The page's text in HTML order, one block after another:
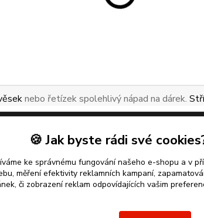
nebo řetízek spolehlivý nápad na dárek.
🍪 Jak byste rádi své
ke správnému fungování našeho e-shopu a v
měření efektivity reklamních kampaní,
či zobrazení reklam odpovídajících vašim